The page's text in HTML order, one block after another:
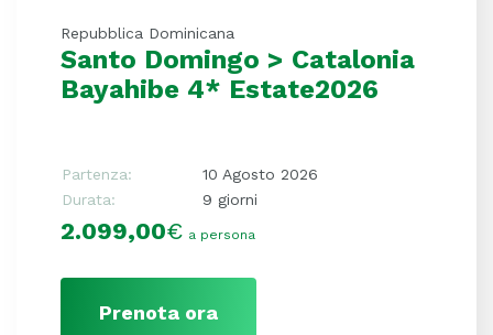
Repubblica Dominicana
Santo Domingo > Catalonia
Bayahibe 4* Estate2026
Partenza:
10 Agosto 2026
Durata:
9 giorni
2.099,00€ a persona
Prenota ora